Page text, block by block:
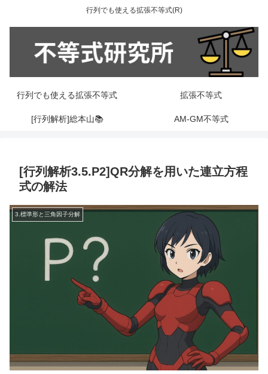
行列でも使える拡張不等式(R)
行列でも使える拡張不等式 拡張不等式
[行列解析]総本山📚 AM-GM不等式
[行列解析3.5.P2]QR分解を用いた連立方程
式の解法
3.標準形と三角因子分解